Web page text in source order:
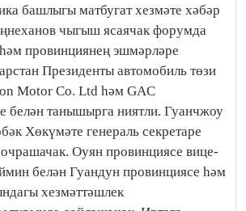
башлыгы матбугат хезмәте хәбәр
чыгыш ясаячак форумда
провинциянең эшмәрләре
Президенты автомобиль төзи
Motor Co. Ltd һәм GAC
белән танышырга ниятли. Гуанчжоу
Хөкүмәте генераль секретаре
Оуян провинциясе вице-
белән Гуандун провинциясе һәм
хезмәттәшлек